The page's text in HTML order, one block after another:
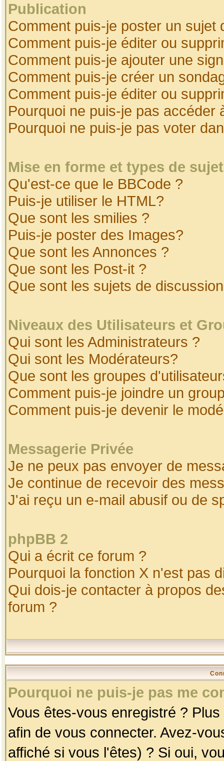
Publication
Comment puis-je poster un sujet
Comment puis-je éditer ou
Comment puis-je ajouter une
Comment puis-je créer un
Comment puis-je éditer ou
Pourquoi ne puis-je pas accéder
Pourquoi ne puis-je pas voter
Mise en forme et types de
Qu'est-ce que le BBCode ?
Puis-je utiliser le HTML?
Que sont les smilies ?
Puis-je poster des Images?
Que sont les Annonces ?
Que sont les Post-it ?
Que sont les sujets de
Niveaux des Utilisateurs et
Qui sont les Administrateurs ?
Qui sont les Modérateurs?
Que sont les groupes
Comment puis-je joindre un
Comment puis-je devenir le
Messagerie Privée
Je ne peux pas envoyer de
Je continue de recevoir des
J'ai reçu un e-mail abusif ou de
phpBB 2
Qui a écrit ce forum ?
Pourquoi la fonction X n'est pas
Qui dois-je contacter à propos
forum ?
Pourquoi ne puis-je pas me
Vous êtes-vous enregistré ?
afin de vous connecter. Avez-
affiché si vous l'êtes) ? Si oui,